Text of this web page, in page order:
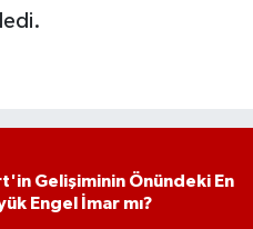
Gelişiminin Önündeki En
Engel İmar mı?